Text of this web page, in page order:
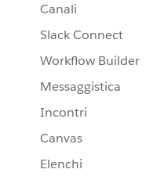
Canali
Slack Connect
Workflow Builder
Messaggistica
Incontri
Canvas
Elenchi